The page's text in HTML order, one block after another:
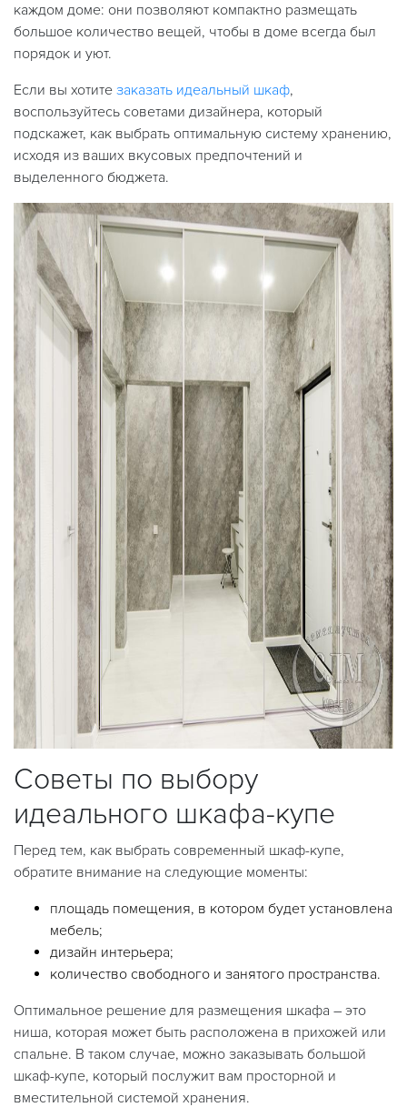
каждом доме: они позволяют компактно размещать
большое количество вещей, чтобы в доме всегда был
порядок и уют.
Если вы хотите заказать идеальный шкаф,
воспользуйтесь советами дизайнера, который
подскажет, как выбрать оптимальную систему хранению,
исходя из ваших вкусовых предпочтений и
выделенного бюджета.
Советы по выбору
идеального шкафа-купе
Перед тем, как выбрать современный шкаф-купе,
обратите внимание на следующие моменты:
площадь помещения, в котором будет установлена
мебель;
дизайн интерьера;
количество свободного и занятого пространства.
Оптимальное решение для размещения шкафа – это
ниша, которая может быть расположена в прихожей или
спальне. В таком случае, можно заказывать большой
шкаф-купе, который послужит вам просторной и
вместительной системой хранения.